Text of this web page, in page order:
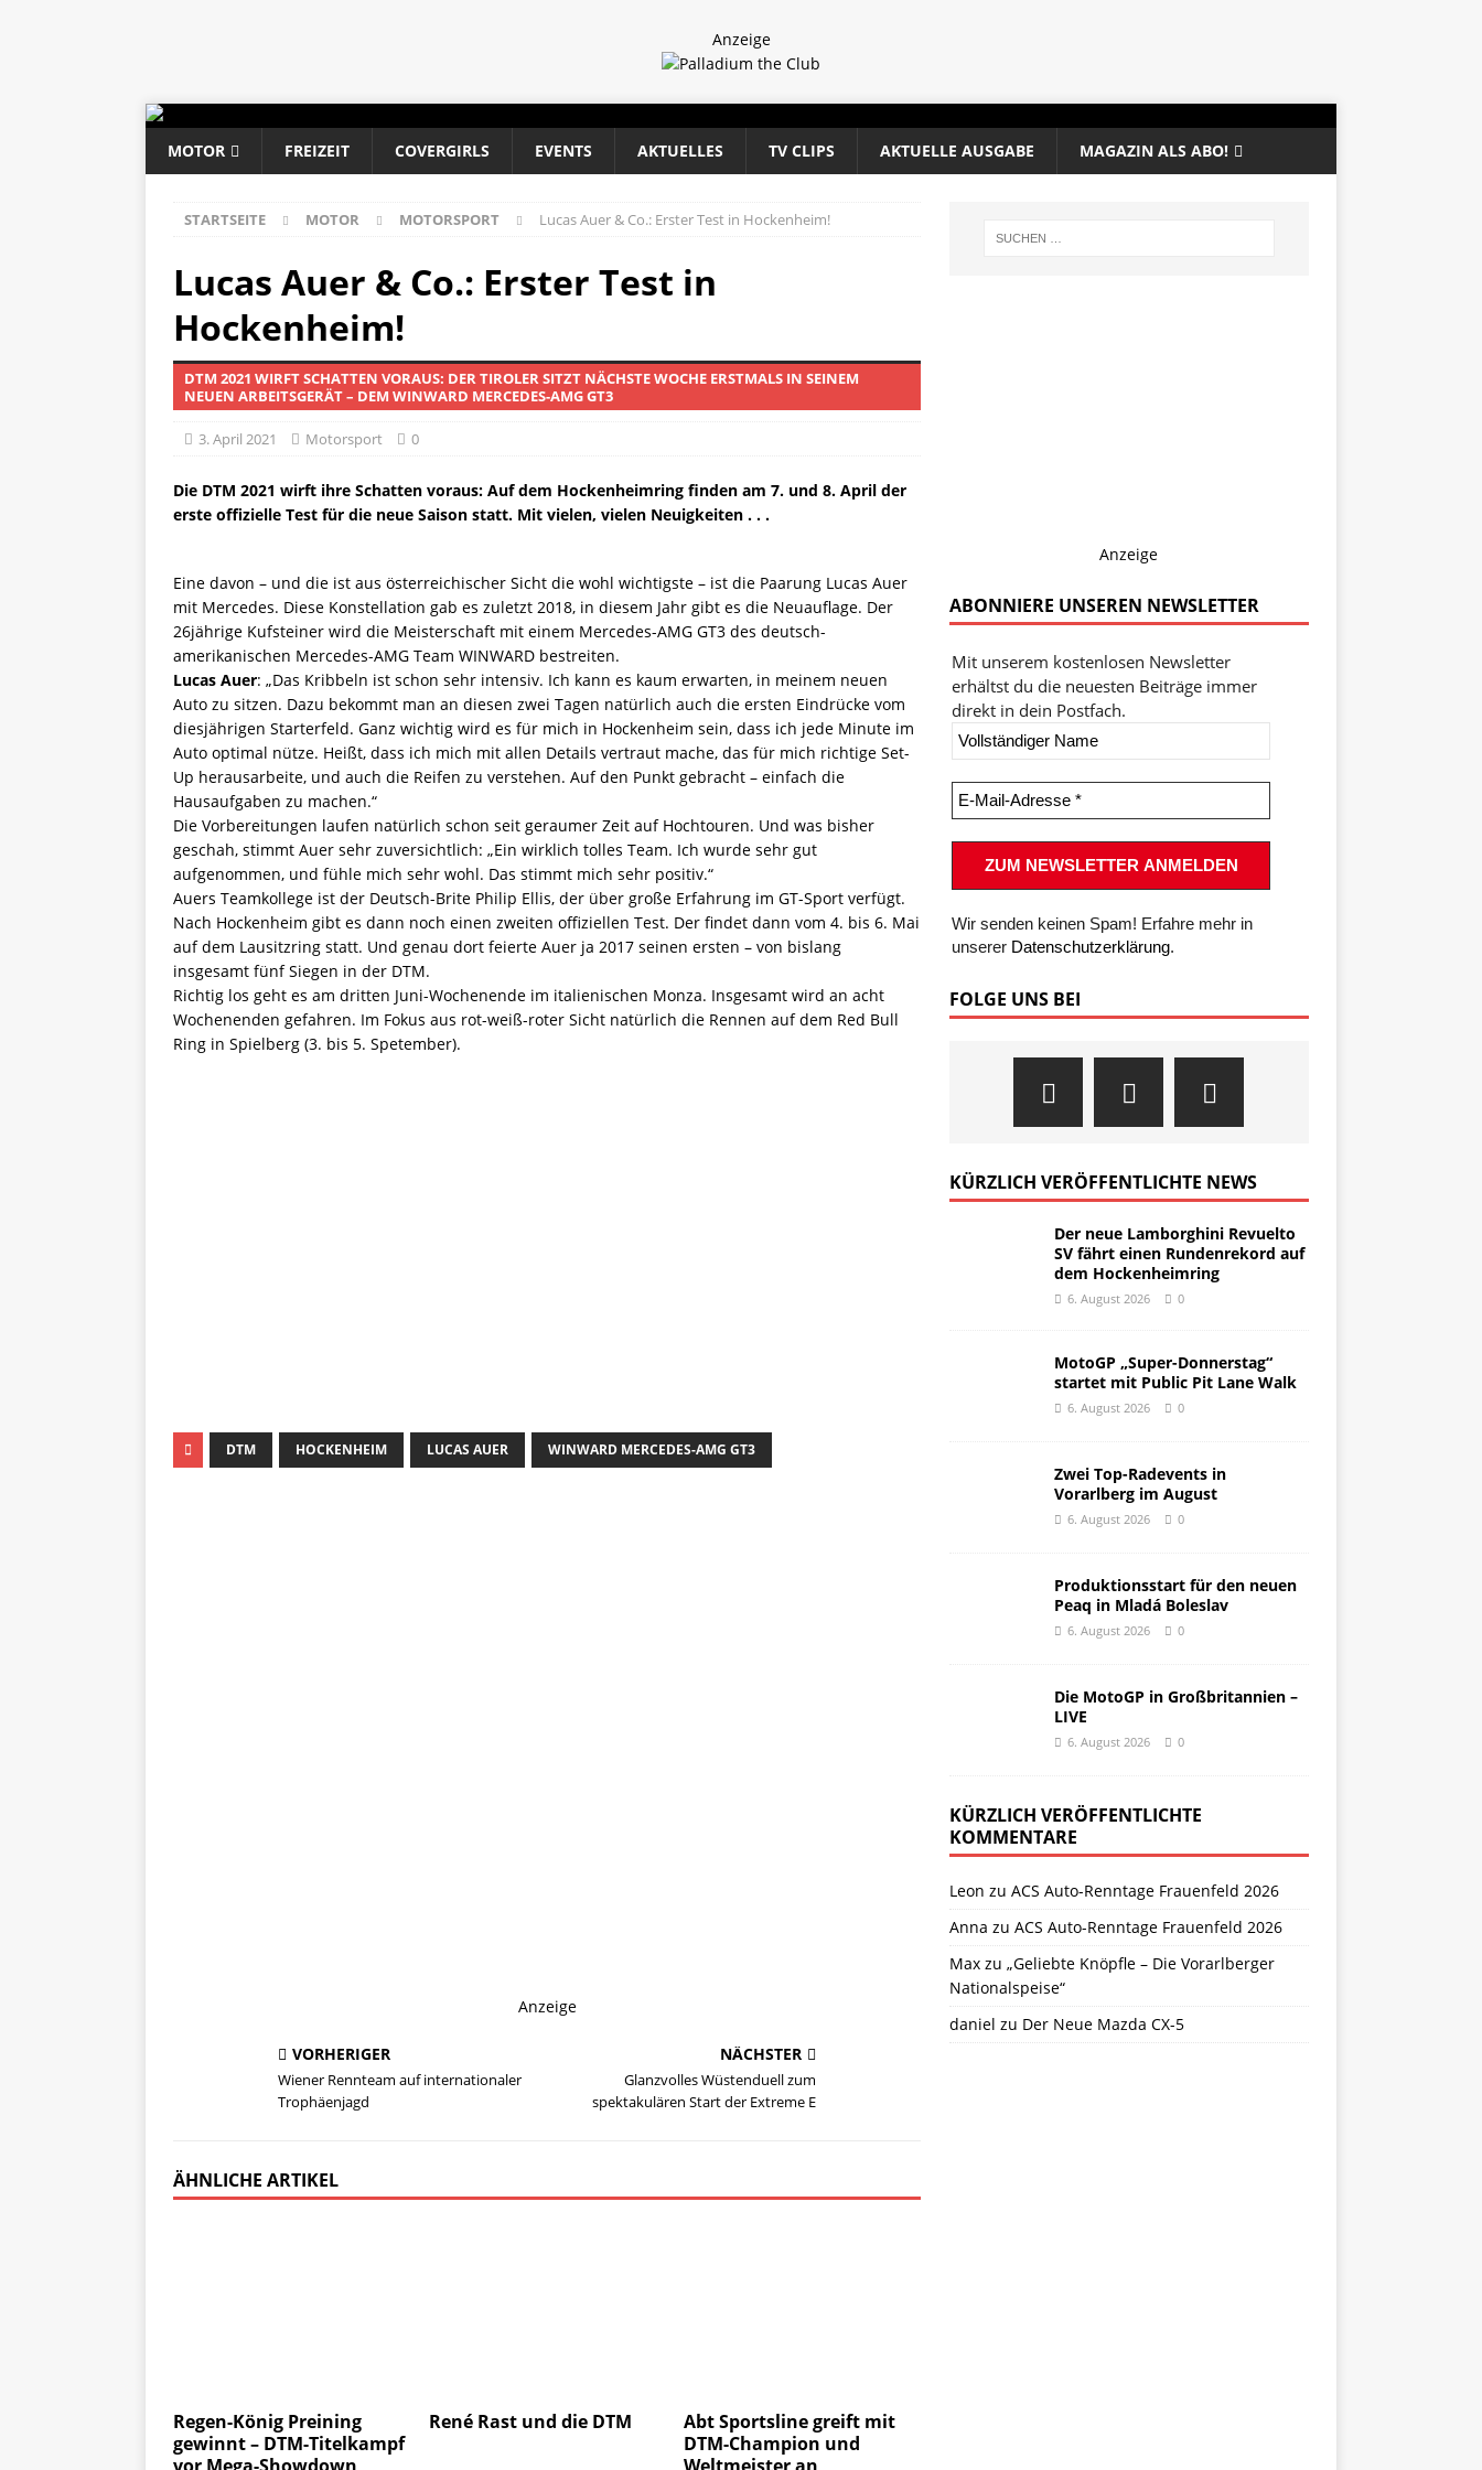
Anzeige
MOTOR FREIZEIT COVERGIRLS EVENTS AKTUELLES TV CLIPS AKTUELLE AUSGABE MAGAZIN ALS ABO!
STARTSEITE MOTOR MOTORSPORT Lucas Auer & Co.: Erster Test in Hockenheim!
Lucas Auer & Co.: Erster Test in
Hockenheim!
DTM 2021 WIRFT SCHATTEN VORAUS: DER TIROLER SITZT NÄCHSTE WOCHE ERSTMALS IN SEINEM
NEUEN ARBEITSGERÄT – DEM WINWARD MERCEDES-AMG GT3
3. April 2021 Motorsport 0
Die DTM 2021 wirft ihre Schatten voraus: Auf dem Hockenheimring finden am 7. und 8. April der
erste offizielle Test für die neue Saison statt. Mit vielen, vielen Neuigkeiten . . .
Eine davon – und die ist aus österreichischer Sicht die wohl wichtigste – ist die Paarung Lucas Auer
mit Mercedes. Diese Konstellation gab es zuletzt 2018, in diesem Jahr gibt es die Neuauflage. Der
26jährige Kufsteiner wird die Meisterschaft mit einem Mercedes-AMG GT3 des deutsch-
amerikanischen Mercedes-AMG Team WINWARD bestreiten.
Lucas Auer: „Das Kribbeln ist schon sehr intensiv. Ich kann es kaum erwarten, in meinem neuen
Auto zu sitzen. Dazu bekommt man an diesen zwei Tagen natürlich auch die ersten Eindrücke vom
diesjährigen Starterfeld. Ganz wichtig wird es für mich in Hockenheim sein, dass ich jede Minute im
Auto optimal nütze. Heißt, dass ich mich mit allen Details vertraut mache, das für mich richtige Set-
Up herausarbeite, und auch die Reifen zu verstehen. Auf den Punkt gebracht – einfach die
Hausaufgaben zu machen.“
Die Vorbereitungen laufen natürlich schon seit geraumer Zeit auf Hochtouren. Und was bisher
geschah, stimmt Auer sehr zuversichtlich: „Ein wirklich tolles Team. Ich wurde sehr gut
aufgenommen, und fühle mich sehr wohl. Das stimmt mich sehr positiv.“
Auers Teamkollege ist der Deutsch-Brite Philip Ellis, der über große Erfahrung im GT-Sport verfügt.
Nach Hockenheim gibt es dann noch einen zweiten offiziellen Test. Der findet dann vom 4. bis 6. Mai
auf dem Lausitzring statt. Und genau dort feierte Auer ja 2017 seinen ersten – von bislang
insgesamt fünf Siegen in der DTM.
Richtig los geht es am dritten Juni-Wochenende im italienischen Monza. Insgesamt wird an acht
Wochenenden gefahren. Im Fokus aus rot-weiß-roter Sicht natürlich die Rennen auf dem Red Bull
Ring in Spielberg (3. bis 5. Spetember).
DTM HOCKENHEIM LUCAS AUER WINWARD MERCEDES-AMG GT3
Anzeige
VORHERIGER
Wiener Rennteam auf internationaler
Trophäenjagd
NÄCHSTER
Glanzvolles Wüstenduell zum
spektakulären Start der Extreme E
ÄHNLICHE ARTIKEL
Regen-König Preining
gewinnt – DTM-Titelkampf
René Rast und die DTM
Abt Sportsline greift mit
DTM-Champion und
Anzeige
ABONNIERE UNSEREN NEWSLETTER
Mit unserem kostenlosen Newsletter
erhältst du die neuesten Beiträge immer
direkt in dein Postfach.
Wir senden keinen Spam! Erfahre mehr in
unserer Datenschutzerklärung.
FOLGE UNS BEI
KÜRZLICH VERÖFFENTLICHTE NEWS
Der neue Lamborghini Revuelto
SV fährt einen Rundenrekord auf
dem Hockenheimring
6. August 2026 0
MotoGP „Super-Donnerstag“
startet mit Public Pit Lane Walk
6. August 2026 0
Zwei Top-Radevents in
Vorarlberg im August
6. August 2026 0
Produktionsstart für den neuen
Peaq in Mladá Boleslav
6. August 2026 0
Die MotoGP in Großbritannien –
LIVE
6. August 2026 0
KÜRZLICH VERÖFFENTLICHTE
KOMMENTARE
Leon zu ACS Auto-Renntage Frauenfeld 2026
Anna zu ACS Auto-Renntage Frauenfeld 2026
Maxzu „Geliebte Knöpfle – Die Vorarlberger
Nationalspeise“
daniel zu Der Neue Mazda CX-5